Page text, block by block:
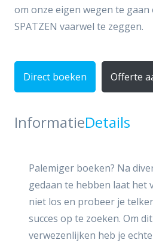
om onze eigen wegen te gaan
SPATZEN vaarwel te zeggen.
Direct boeken Offerte
InformatieDetails
Palemiger boeken? Na
gedaan te hebben laat het
niet los en probeer je
succes op te zoeken. Om
verwezenlijken heb je